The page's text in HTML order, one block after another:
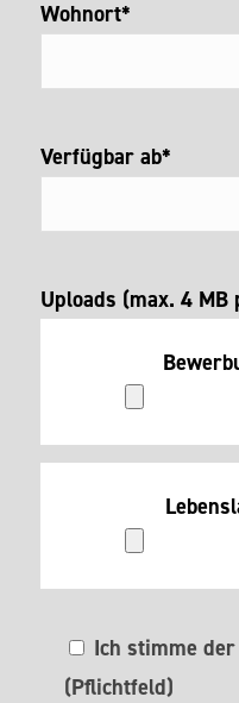
Wohnort*
Verfügbar ab*
Uploads (max. 4 MB
Ich stimme der
(Pflichtfeld)